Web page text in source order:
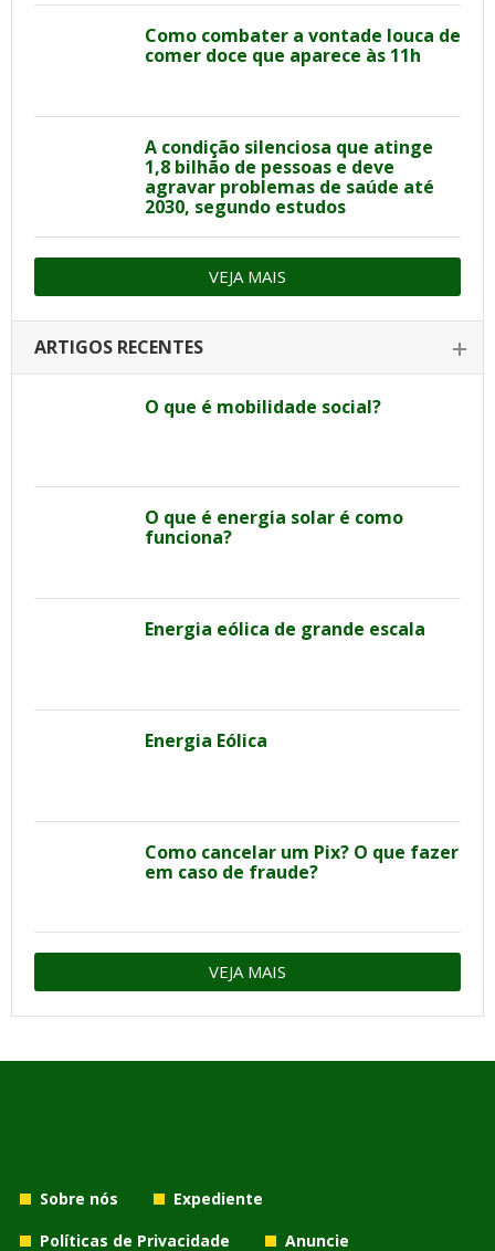
Como combater a vontade louca de
comer doce que aparece às 11h
A condição silenciosa que atinge
1,8 bilhão de pessoas e deve
agravar problemas de saúde até
2030, segundo estudos
VEJA MAIS
ARTIGOS RECENTES
O que é mobilidade social?
O que é energia solar é como
funciona?
Energia eólica de grande escala
Energia Eólica
Como cancelar um Pix? O que fazer
em caso de fraude?
VEJA MAIS
Sobre nós
Expediente
Políticas de Privacidade
Anuncie